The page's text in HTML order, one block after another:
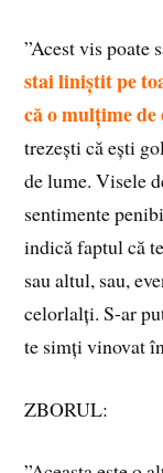
”Acest vis poate
stai liniștit pe
că o mulțime de
trezești că ești
de lume. Visele
sentimente
indică faptul că
sau altul, sau,
celorlalți. S-ar
te simți vinovat
ZBORUL: